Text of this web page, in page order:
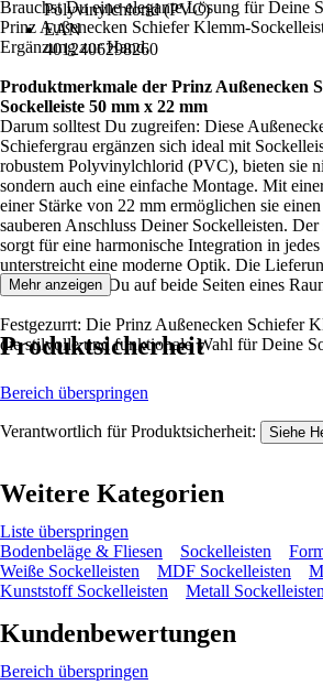
Polyvinylchlorid (PVC)
EAN
4012406298260
Brauchst Du eine elegante Lösung für Deine
Prinz Außenecken Schiefer Klemm-
Ergänzung zur Hand.
Produktmerkmale der Prinz Außenecken
Sockelleiste 50 mm x 22 mm
Darum solltest Du zugreifen: Diese
Schiefergrau ergänzen sich ideal mit
robustem Polyvinylchlorid (PVC), bieten sie
sondern auch eine einfache Montage. Mit
einer Stärke von 22 mm ermöglichen sie einen
sauberen Anschluss Deiner Sockelleisten.
sorgt für eine harmonische Integration in
unterstreicht eine moderne Optik. Die
2er-Set, sodass Du auf beide Seiten eines
Festgezurrt: Die Prinz Außenecken Schiefer
die stilvolle und funktionale Wahl für Deine
Mehr anzeigen
Produktsicherheit
Bereich überspringen
Verantwortlich für Produktsicherheit: Siehe
Weitere Kategorien
Liste überspringen
Bodenbeläge & Fliesen
Sockelleisten
Weiße Sockelleisten
MDF Sockelleisten
Kunststoff Sockelleisten
Metall Sockelleisten
Kundenbewertungen
Bereich überspringen